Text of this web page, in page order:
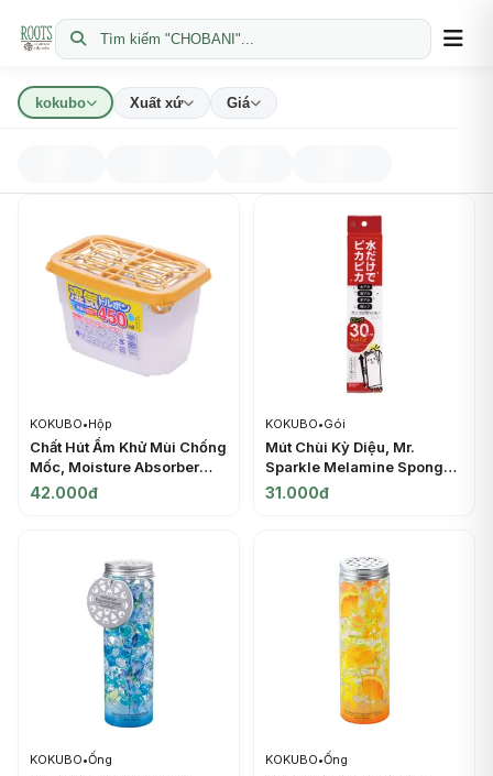
Tìm kiếm "CHOBANI"...
kokubo Xuất xứ Giá
KOKUBO•Hộp
Chất Hút Ẩm Khử Mùi Chống
Mốc, Moisture Absorber
Box (450ml) - KOKUBO
42.000đ
KOKUBO•Gói
Mút Chùi Kỳ Diệu, Mr.
Sparkle Melamine Sponge
Long (30cm) - KOKUBO
31.000đ
KOKUBO•Ống KOKUBO•Ống